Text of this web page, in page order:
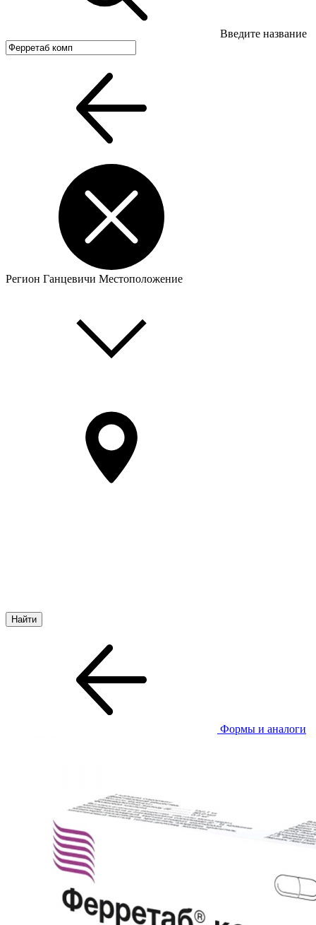
Введите название
Регион Ганцевичи Местоположение
Формы и аналоги